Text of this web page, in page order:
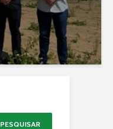
PESQUISAR